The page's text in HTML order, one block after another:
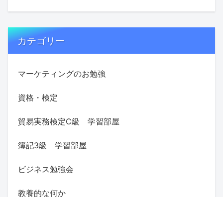
カテゴリー
マーケティングのお勉強
資格・検定
貿易実務検定C級 学習部屋
簿記3級 学習部屋
ビジネス勉強会
教養的な何か